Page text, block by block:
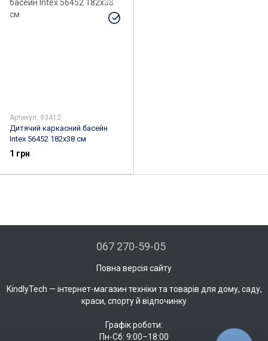
Артикул: 93412
Дитячий каркасний басейн
Intex 56452 182х38 см
1 грн
067 270-59-05
Повна версія сайту
KindlyTech — інтернет-магазин техніки та товарів для дому, саду,
краси, спорту й відпочинку
Графік роботи:
Пн-Сб: 9:00–18:00